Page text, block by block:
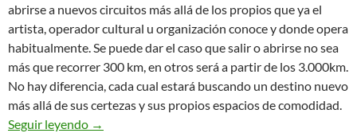
abrirse a nuevos circuitos más allá de los propios que ya el
artista, operador cultural u organización conoce y donde opera
habitualmente. Se puede dar el caso que salir o abrirse no sea
más que recorrer 300 km, en otros será a partir de los 3.000km.
No hay diferencia, cada cual estará buscando un destino nuevo
más allá de sus certezas y sus propios espacios de comodidad.
Seguir leyendo
LA ENDOGAMIA DEL YO MISMO EN LA
→